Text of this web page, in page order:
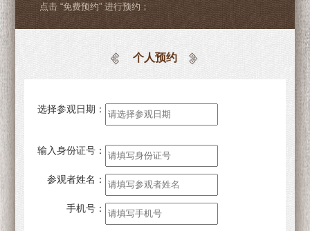
点击 “免费预约” 进行预约；
个人预约
选择参观日期：
输入身份证号：
参观者姓名：
手机号：